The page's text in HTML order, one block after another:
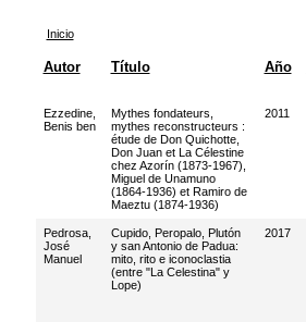
Inicio
Autor Título Año
Ezzedine,
Benis ben
Mythes fondateurs,
mythes reconstructeurs :
étude de Don Quichotte,
Don Juan et La Célestine
chez Azorín (1873-1967),
Miguel de Unamuno
(1864-1936) et Ramiro de
Maeztu (1874-1936)
2011
Pedrosa,
José
Manuel
Cupido, Peropalo, Plutón
y san Antonio de Padua:
mito, rito e iconoclastia
(entre "La Celestina" y
Lope)
2017